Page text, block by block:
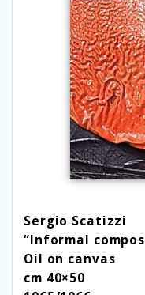
Sergio Scatizzi
“Informal
Oil on canvas
cm 40×50